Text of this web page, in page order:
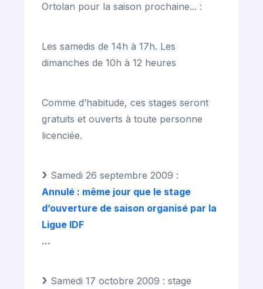
Ortolan pour la saison prochaine... :
Les samedis de 14h à 17h. Les
dimanches de 10h à 12 heures
Comme d’habitude, ces stages seront
gratuits et ouverts à toute personne
licenciée.
Samedi 26 septembre 2009 :
Annulé : même jour que le stage
d’ouverture de saison organisé par la
Ligue IDF
...
Samedi 17 octobre 2009 : stage